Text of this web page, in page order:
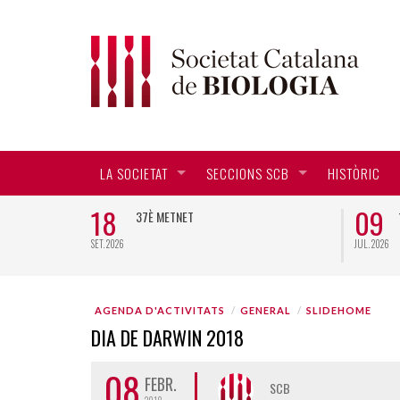
LA SOCIETAT SECCIONS SCB HISTÒRIC
18
SET. 2026
37È METNET 09
JUL. 2026
AGENDA D'ACTIVITATS GENERAL SLIDEHOME
DIA DE DARWIN 2018
FEBR. SCB